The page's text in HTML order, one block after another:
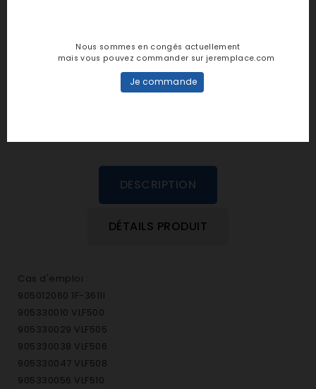
personne n'a encore posté d'avis
DESCRIPTION
DÉTAILS PRODUIT
Cas d'emploi :
905012060 1F-3611I
905330010 VLF500
905330029 VLF505
905330038 VLF506
905330047 VLF508
905330056 VLF510
Nous sommes en congés actuellement
mais vous pouvez commander sur jeremplace.com
Je commande